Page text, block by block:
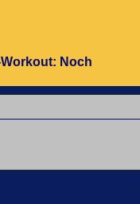
Noch